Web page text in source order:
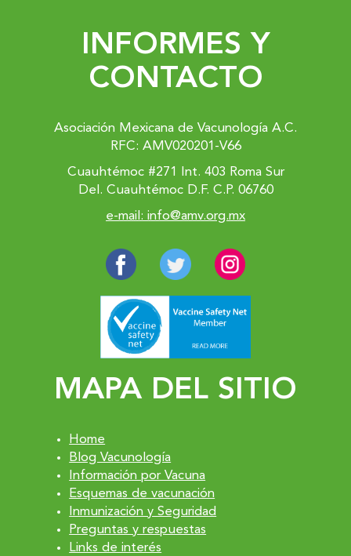
INFORMES Y
CONTACTO
Asociación Mexicana de Vacunología A.C.
RFC: AMV020201-V66
Cuauhtémoc #271 Int. 403 Roma Sur
Del. Cuauhtémoc D.F. C.P. 06760
e-mail: info@amv.org.mx
MAPA DEL SITIO
Home
Blog Vacunología
Información por Vacuna
Esquemas de vacunación
Inmunización y Seguridad
Preguntas y respuestas
Links de interés